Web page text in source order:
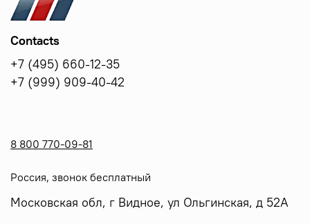
Contacts
+7 (495) 660-12-35
+7 (999) 909-40-42
8 800 770-09-81
Россия, звонок бесплатный
Московская обл, г Видное, ул Ольгинская, д 52А